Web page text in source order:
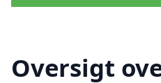
Oversigt